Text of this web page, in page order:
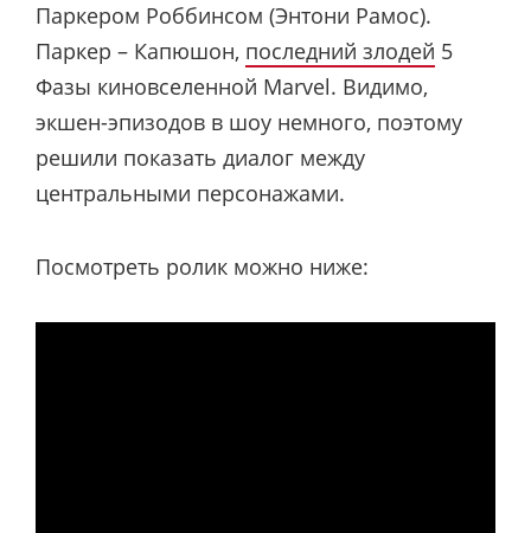
Паркером Роббинсом (Энтони Рамос).
Паркер – Капюшон, последний злодей 5
Фазы киновселенной Marvel. Видимо,
экшен-эпизодов в шоу немного, поэтому
решили показать диалог между
центральными персонажами.
Посмотреть ролик можно ниже: